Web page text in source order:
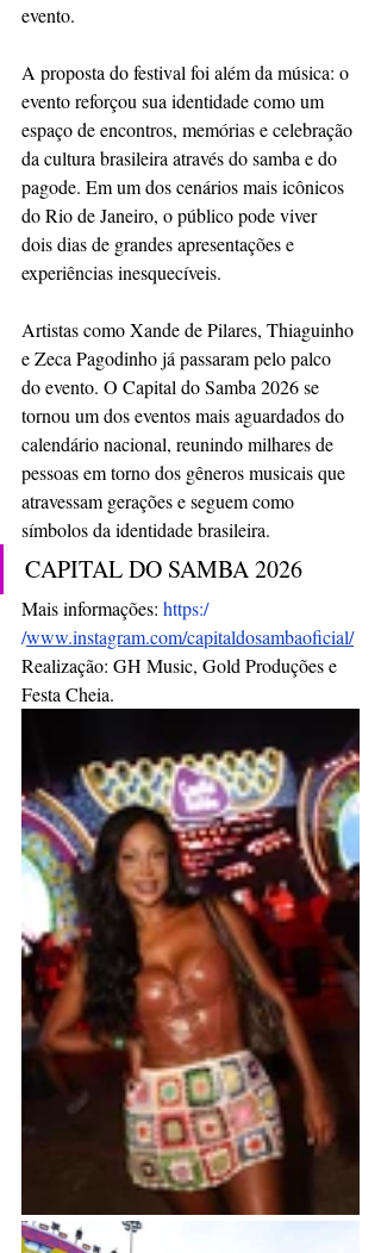
evento.
A proposta do festival foi além da música: o
evento reforçou sua identidade como um
espaço de encontros, memórias e celebração
da cultura brasileira através do samba e do
pagode. Em um dos cenários mais icônicos
do Rio de Janeiro, o público pode viver
dois dias de grandes apresentações e
experiências inesquecíveis.
Artistas como Xande de Pilares, Thiaguinho
e Zeca Pagodinho já passaram pelo palco
do evento. O Capital do Samba 2026 se
tornou um dos eventos mais aguardados do
calendário nacional, reunindo milhares de
pessoas em torno dos gêneros musicais que
atravessam gerações e seguem como
símbolos da identidade brasileira.
CAPITAL DO SAMBA 2026
Mais informações: https:/
/www.instagram.com/capitaldosambaoficial/
Realização: GH Music, Gold Produções e
Festa Cheia.